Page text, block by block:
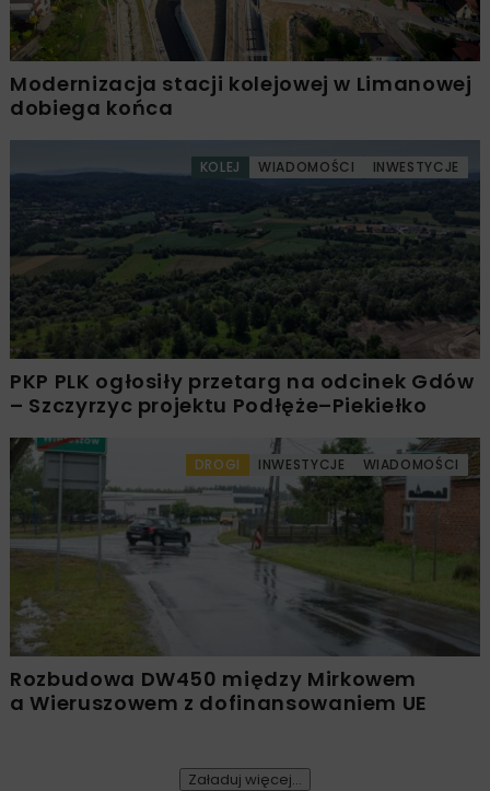
Modernizacja stacji kolejowej w Limanowej
dobiega końca
KOLEJ WIADOMOŚCI INWESTYCJE
PKP PLK ogłosiły przetarg na odcinek Gdów
– Szczyrzyc projektu Podłęże–Piekiełko
DROGI INWESTYCJE WIADOMOŚCI
Rozbudowa DW450 między Mirkowem
a Wieruszowem z dofinansowaniem UE
Załaduj więcej...